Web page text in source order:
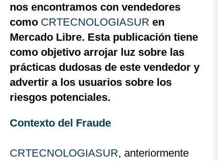
nos encontramos con vendedores
como CRTECNOLOGIASUR en
Mercado Libre. Esta publicación tiene
como objetivo arrojar luz sobre las
prácticas dudosas de este vendedor y
advertir a los usuarios sobre los
riesgos potenciales.
Contexto del Fraude
CRTECNOLOGIASUR, anteriormente